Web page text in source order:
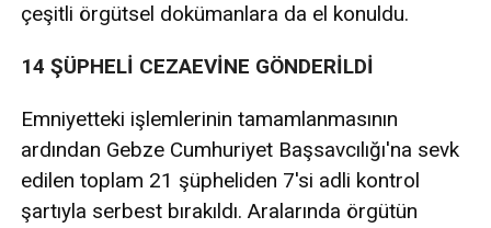
çeşitli örgütsel dokümanlara da el konuldu.
14 ŞÜPHELİ CEZAEVİNE GÖNDERİLDİ
Emniyetteki işlemlerinin tamamlanmasının
ardından Gebze Cumhuriyet Başsavcılığı'na sevk
edilen toplam 21 şüpheliden 7'si adli kontrol
şartıyla serbest bırakıldı. Aralarında örgütün